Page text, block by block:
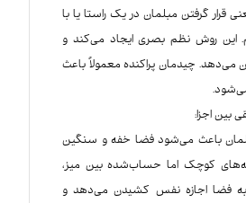
قرار گرفتن مبلمان در یک راستا یا با
این روش نظم بصری ایجاد می‌کند و
می‌دهد. چیدمان پراکنده معمولاً باعث
بین اجزا:
باعث می‌شود فضا خفه و سنگین
کوچک اما حساب‌شده بین میز،
فضا اجازه نفس کشیدن می‌دهد و